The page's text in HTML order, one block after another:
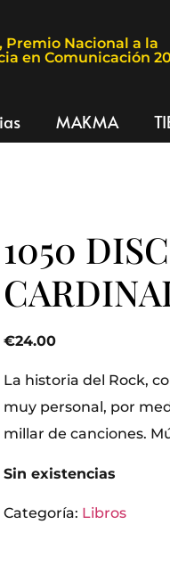
Premio Nacional a la
en Comunicación
MAKMA
1050
€24.00
La historia del Rock,
muy personal, por
millar de canciones.
Sin existencias
Categoría: Libros